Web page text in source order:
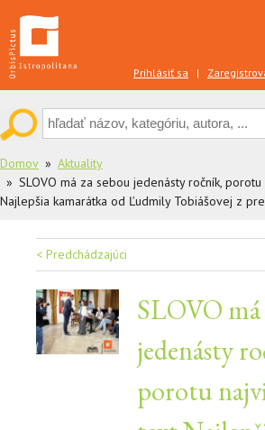
to
content
Prihlásiť sa |
Domov
Aktuality
SLOVO má za sebou jedenásty ročník,
Najlepšia kamarátka od Ľudmily Tobiášovej z
Navigácia
v
článku
< Predchádzajúci
SLOVO má
jedenásty
porotu